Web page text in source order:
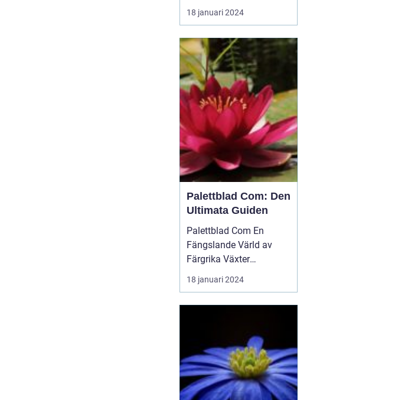
Palettblad eller Coleus är
en populär växt som
färg och livlighet i
trädgårdar och
inomhusmiljöer. Dess
iögonfallande blad
kommer i olika färger,
former och ...
18 januari 2024
Palettblad Com: Den
Ultimata Guiden
Palettblad Com En
Fängslande Värld av
Färgrika Växter
Palettblad Com är en
populär webbplats bland
18 januari 2024